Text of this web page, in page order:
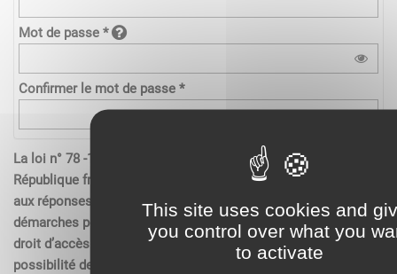
This site uses cookies and
you control over what you
to activate
Mot de passe *
Confirmer le mot de passe *
La loi n° 78 -17 du 6 janvier 1978 relative à l’informatique de la
République française, aux fichiers et aux libertés s’applique
aux réponses contenues dans les demandes effectués sur les
démarches pour les personnes physiques. Elle garantit un
droit d’accès aux données nominatives les concernant et la
possibilité de rectification. Ces droits peuvent être exercés